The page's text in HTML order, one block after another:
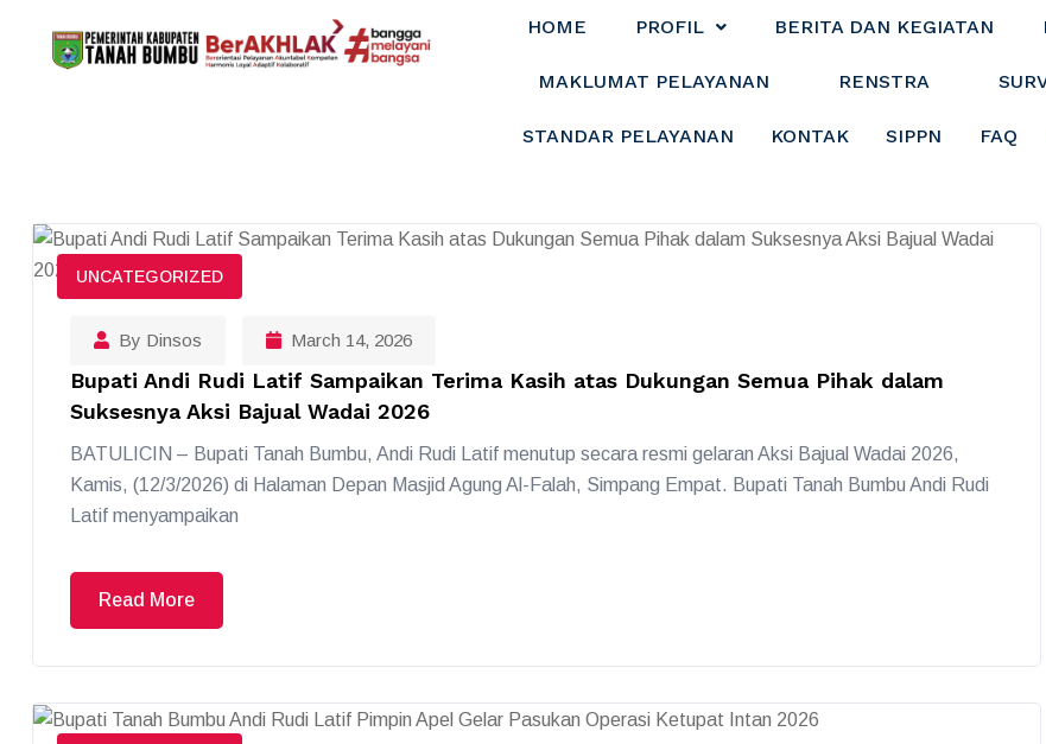
HOME PROFIL BERITA DAN KEGIATAN
MAKLUMAT PELAYANAN RENSTRA
STANDAR PELAYANAN KONTAK SIPPN FAQ
UNCATEGORIZED
By Dinsos March 14, 2026
Bupati Andi Rudi Latif Sampaikan Terima Kasih atas Dukungan Semua Pihak dalam
Suksesnya Aksi Bajual Wadai 2026
BATULICIN – Bupati Tanah Bumbu, Andi Rudi Latif menutup secara resmi gelaran Aksi Bajual Wadai 2026,
Kamis, (12/3/2026) di Halaman Depan Masjid Agung Al-Falah, Simpang Empat. Bupati Tanah Bumbu Andi Rudi
Latif menyampaikan
Read More